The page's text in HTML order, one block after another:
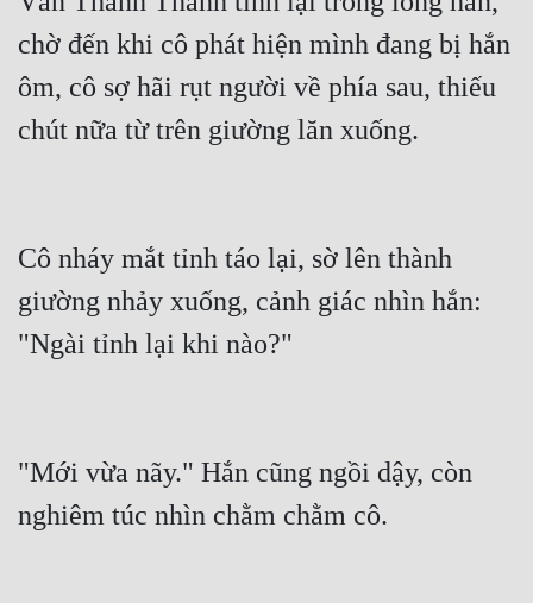
chờ đến khi cô phát hiện mình đang bị hắn
ôm, cô sợ hãi rụt người về phía sau, thiếu
chút nữa từ trên giường lăn xuống.
Cô nháy mắt tỉnh táo lại, sờ lên thành
giường nhảy xuống, cảnh giác nhìn hắn:
"Ngài tỉnh lại khi nào?"
"Mới vừa nãy." Hắn cũng ngồi dậy, còn
nghiêm túc nhìn chằm chằm cô.